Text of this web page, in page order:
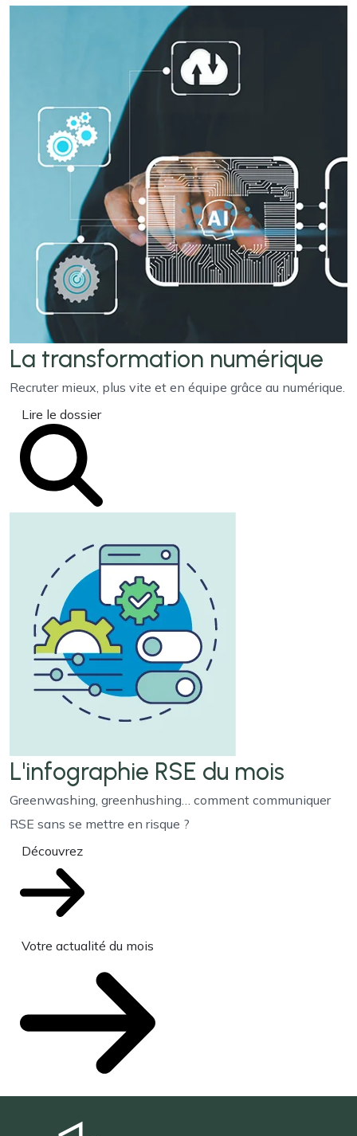
La transformation numérique
Recruter mieux, plus vite et en équipe grâce au numérique.
Lire le dossier
L'infographie RSE du mois
Greenwashing, greenhushing… comment communiquer
RSE sans se mettre en risque ?
Découvrez
Votre actualité du mois